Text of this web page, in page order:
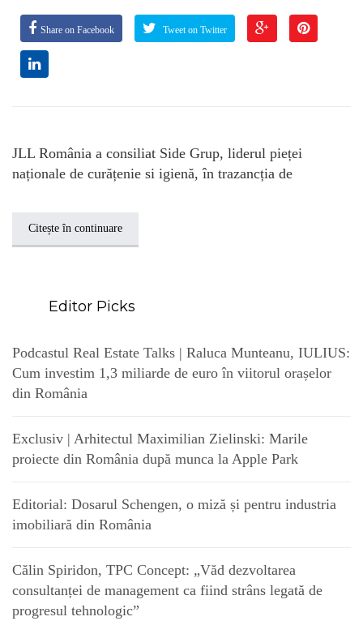
Share on Facebook Tweet on Twitter
JLL România a consiliat Side Grup, liderul pieței
naționale de curățenie si igienă, în trazancția de
Citește în continuare
Editor Picks
Podcastul Real Estate Talks | Raluca Munteanu, IULIUS:
Cum investim 1,3 miliarde de euro în viitorul orașelor
din România
Exclusiv | Arhitectul Maximilian Zielinski: Marile
proiecte din România după munca la Apple Park
Editorial: Dosarul Schengen, o miză și pentru industria
imobiliară din România
Călin Spiridon, TPC Concept: „Văd dezvoltarea
consultanței de management ca fiind strâns legată de
progresul tehnologic”